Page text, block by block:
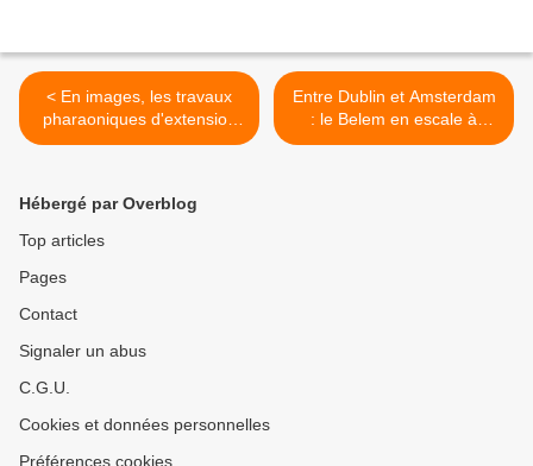
< En images, les travaux
pharaoniques d'extension
du port en grande rade de
Entre Dublin et Amsterdam
: le Belem en escale à
Cherbourg >
Hébergé par Overblog
Top articles
Pages
Contact
Signaler un abus
C.G.U.
Cookies et données personnelles
Préférences cookies